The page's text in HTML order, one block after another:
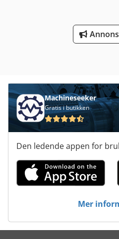
Machineseeker
Gratis i butikken
Den ledende appen for
Mer